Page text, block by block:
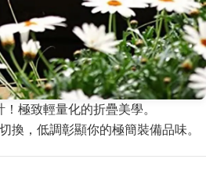
極致輕量化的折疊美學。
換，低調彰顯你的極簡裝備品味。